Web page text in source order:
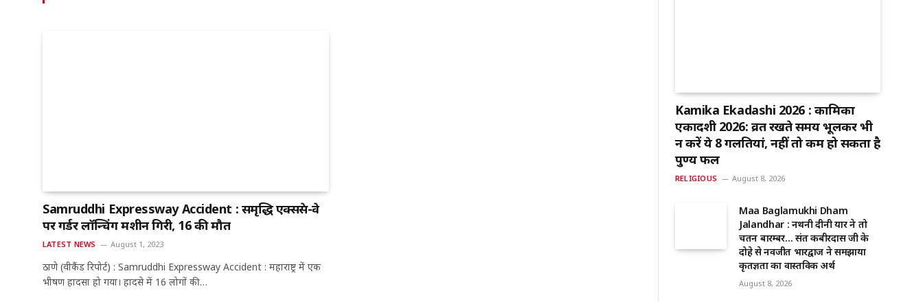
Samruddhi Expressway Accident : समृद्धि एक्सप्रेस-वे
पर गर्डर लॉन्चिंग मशीन गिरी, 16 की मौत
LATEST NEWS August 1, 2023
ठाणे (वीकैंड रिपोर्ट) : Samruddhi Expressway Accident : महाराष्ट्र में एक
भीषण हादसा हो गया। हादसे में 16 लोगों की…
Kamika Ekadashi 2026 : कामिका
एकादशी 2026: व्रत रखते समय भूलकर भी
न करें ये 8 गलतियां, नहीं तो कम हो सकता है
पुण्य फल
RELIGIOUS August 8, 2026
Maa Baglamukhi Dham
Jalandhar : नथनी दीनी यार ने तो
चिंतन बारम्बर… संत कबीरदास जी के
दोहे से नवजीत भारद्वाज ने समझाया
कृतज्ञता का वास्तविक अर्थ
August 8, 2026